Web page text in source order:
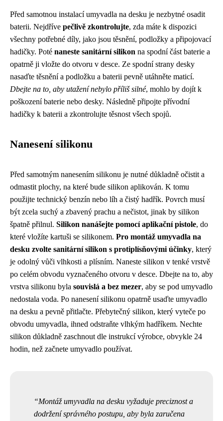
Před samotnou instalací umyvadla na desku je nezbytné osadit
baterii. Nejdříve pečlivě zkontrolujte, zda máte k dispozici
všechny potřebné díly, jako jsou těsnění, podložky a připojovací
hadičky. Poté naneste sanitární silikon na spodní část baterie a
opatrně ji vložte do otvoru v desce. Ze spodní strany desky
nasaďte těsnění a podložku a baterii pevně utáhněte maticí.
Dbejte na to, aby utažení nebylo příliš silné, mohlo by dojít k
poškození baterie nebo desky. Následně připojte přívodní
hadičky k baterii a zkontrolujte těsnost všech spojů.
Nanesení silikonu
Před samotným nanesením silikonu je nutné důkladně očistit a
odmastit plochy, na které bude silikon aplikován. K tomu
použijte technický benzín nebo líh a čistý hadřík. Povrch musí
být zcela suchý a zbavený prachu a nečistot, jinak by silikon
špatně přilnul. Silikon nanášejte pomocí aplikační pistole, do
které vložíte kartuši se silikonem. Pro montáž umyvadla na
desku zvolte sanitární silikon s protiplísňovými účinky, který
je odolný vůči vlhkosti a plísním. Naneste silikon v tenké vrstvě
po celém obvodu vyznačeného otvoru v desce. Dbejte na to, aby
vrstva silikonu byla souvislá a bez mezer, aby se pod umyvadlo
nedostala voda. Po nanesení silikonu opatrně usaďte umyvadlo
na desku a pevně přitlačte. Přebytečný silikon, který vyteče po
obvodu umyvadla, ihned odstraňte vlhkým hadříkem. Nechte
silikon důkladně zaschnout dle instrukcí výrobce, obvykle 24
hodin, než začnete umyvadlo používat.
Montáž umyvadla na desku vyžaduje preciznost a
dodržení správného postupu, aby byla zaručena